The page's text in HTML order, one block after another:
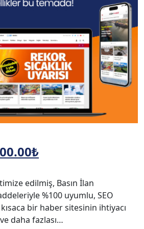
₺
fiyat:
4,500.00₺.
edilmiş, Basın İlan
%100 uyumlu, SEO
bir haber sitesinin ihtiyacı
daha fazlası…